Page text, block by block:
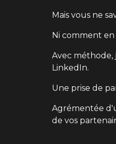
Mais vous ne
Ni comment
Avec méthode,
LinkedIn.
Une prise de
Agrémentée
de vos